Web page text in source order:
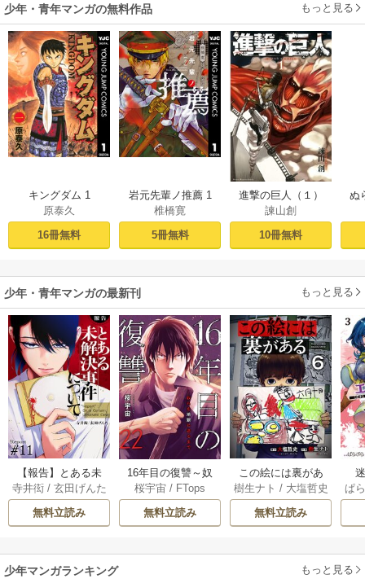
少年・青年マンガの無料作品 もっと見る
キングダム 1
原泰久
16冊無料
岩元先輩ノ推薦 1
椎橋寛
5冊無料
進撃の巨人（１）
諫山創
10冊無料
ぬ
少年・青年マンガの最新刊 もっと見る
【報告】とある未
解決事件について 1
1巻
寺井衒/ 玄田げんた
無料立読み
16年目の復讐～奴
らを地獄に送るま
で 22巻
桜宇宙 / FTops
無料立読み
この絵には裏があ
る 6巻
樹生ナト / 大塩哲史
無料立読み
ぱ
少年マンガランキング もっと見る